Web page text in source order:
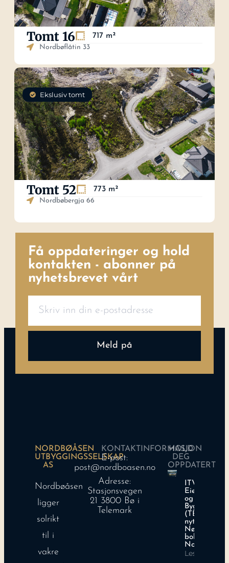
Tomt 16 717 m²
Nordbøflåtin 33
Ekslusiv tomt
Tomt 52 773 m²
Nordbøbergja 66
Få oppdateringer og hold
kontakten - abonner på
nyhetsbrevet vårt
Meld på
NORDBØÅSEN
UTBYGGINGSSELSKAP
AS
Nordbøåsen
ligger
solrikt
til i
vakre
KONTAKTINFORMASJON
E-post:
post@nordboasen.no
Adresse:
Stasjonsvegen
21 3800 Bø i
Telemark
HOLD
DEG
OPPDATERT
ITV
og Telemark
(TBE)
nytt
boliger i
Nordbøåsen
Les mer